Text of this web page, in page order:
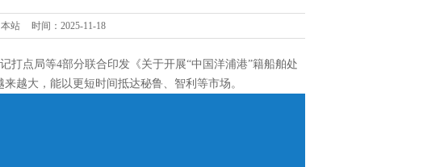
站 时间：2025-11-18
打点局等4部分联合印发《关于开展“中国洋浦港”籍船舶处
越大，能以更短时间抵达秘鲁、智利等市场。